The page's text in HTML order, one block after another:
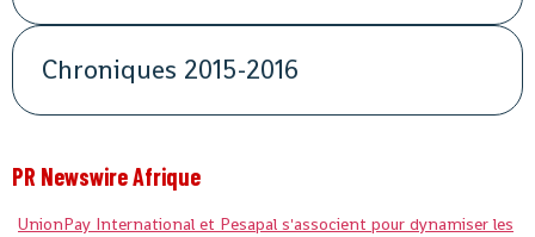
Chroniques 2015-2016
PR Newswire Afrique
UnionPay International et Pesapal s'associent pour dynamiser les